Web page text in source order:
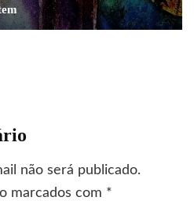
livros
não será publicado.
marcados com *